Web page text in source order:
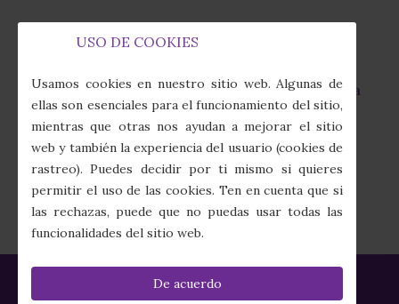
fas
fa-
map-
marker-
Calle Juan Sebastián Elcano, 7 · 41011 Sevilla
phone-
alt
(+34) 954 274 910
far
fa-
secretaria@columnayazotes.es
USO DE COOKIES
Usamos cookies en nuestro sitio web. Algunas de
ellas son esenciales para el funcionamiento del sitio,
mientras que otras nos ayudan a mejorar el sitio
web y también la experiencia del usuario (cookies de
rastreo). Puedes decidir por ti mismo si quieres
permitir el uso de las cookies. Ten en cuenta que si
las rechazas, puede que no puedas usar todas las
funcionalidades del sitio web.
De acuerdo